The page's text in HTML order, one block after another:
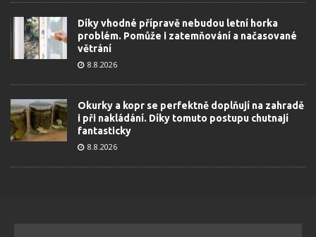
Díky vhodné přípravě nebudou letní horka
problém. Pomůže i zatemňování a načasované
větrání
8.8.2026
Okurky a kopr se perfektně doplňují na zahradě
i při nakládání. Díky tomuto postupu chutnají
fantasticky
8.8.2026